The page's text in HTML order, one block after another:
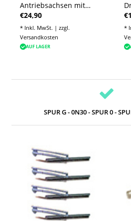
Antriebsachsen mit
Haftreifen für GP38-2,
GP 30, GP 7/9, F3 AB
€24,90
* Inkl. MwSt. | zzgl.
Versandkosten
AUF LAGER
*
SPUR G - 0N30 - SPUR 0 -